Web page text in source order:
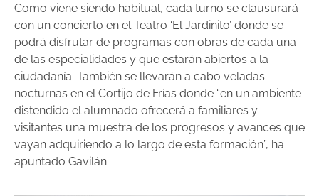
Como viene siendo habitual, cada turno se clausurará
con un concierto en el Teatro ‘El Jardinito’ donde se
podrá disfrutar de programas con obras de cada una
de las especialidades y que estarán abiertos a la
ciudadanía. También se llevarán a cabo veladas
nocturnas en el Cortijo de Frías donde “en un ambiente
distendido el alumnado ofrecerá a familiares y
visitantes una muestra de los progresos y avances que
vayan adquiriendo a lo largo de esta formación”, ha
apuntado Gavilán.